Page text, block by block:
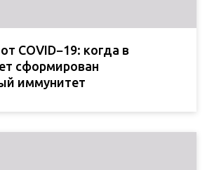
COVID−19: когда в
сформирован
иммунитет